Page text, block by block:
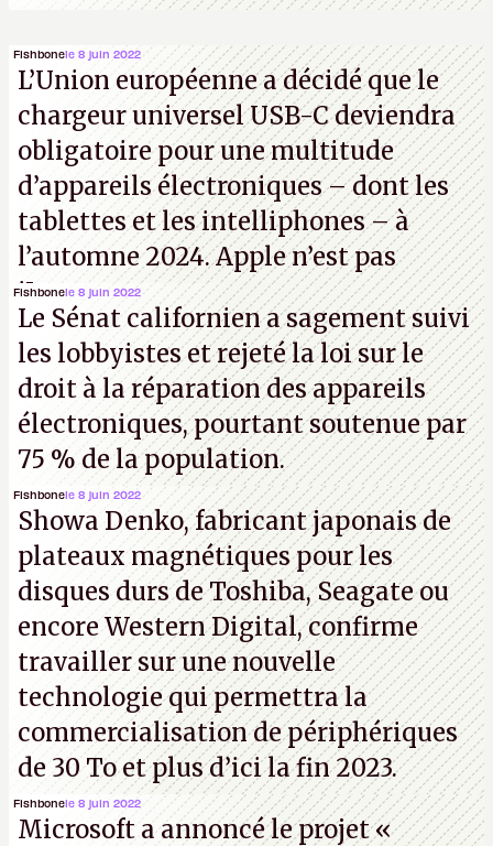
Fishbonele 8 juin 2022
L’Union européenne a décidé que le
chargeur universel USB-C deviendra
obligatoire pour une multitude
d’appareils électroniques – dont les
tablettes et les intelliphones – à
l’automne 2024. Apple n’est pas
iJouasse.
Fishbonele 8 juin 2022
Le Sénat californien a sagement suivi
les lobbyistes et rejeté la loi sur le
droit à la réparation des appareils
électroniques, pourtant soutenue par
75 % de la population.
Fishbonele 8 juin 2022
Showa Denko, fabricant japonais de
plateaux magnétiques pour les
disques durs de Toshiba, Seagate ou
encore Western Digital, confirme
travailler sur une nouvelle
technologie qui permettra la
commercialisation de périphériques
de 30 To et plus d’ici la fin 2023.
Fishbonele 8 juin 2022
Microsoft a annoncé le projet «